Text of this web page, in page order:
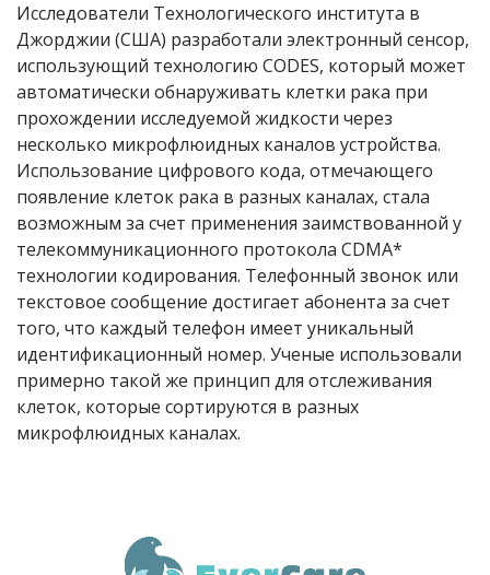
Исследователи Технологического института в
Джорджии (США) разработали электронный сенсор,
использующий технологию CODES, который может
автоматически обнаруживать клетки рака при
прохождении исследуемой жидкости через
несколько микрофлюидных каналов устройства.
Использование цифрового кода, отмечающего
появление клеток рака в разных каналах, стала
возможным за счет применения заимствованной у
телекоммуникационного протокола CDMA*
технологии кодирования. Телефонный звонок или
текстовое сообщение достигает абонента за счет
того, что каждый телефон имеет уникальный
идентификационный номер. Ученые использовали
примерно такой же принцип для отслеживания
клеток, которые сортируются в разных
микрофлюидных каналах.